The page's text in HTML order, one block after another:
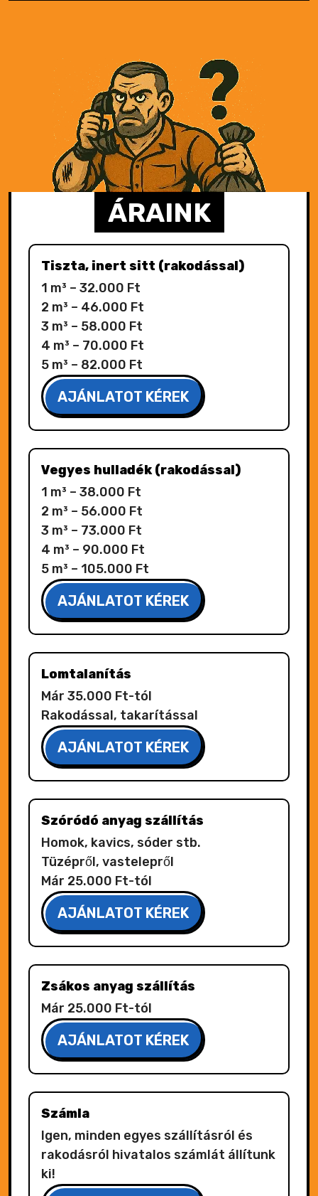
ÁRAINK
Tiszta, inert sitt (rakodással)
1 m³ – 32.000 Ft
2 m³ – 46.000 Ft
3 m³ – 58.000 Ft
4 m³ – 70.000 Ft
5 m³ – 82.000 Ft
AJÁNLATOT KÉREK
Vegyes hulladék (rakodással)
1 m³ – 38.000 Ft
2 m³ – 56.000 Ft
3 m³ – 73.000 Ft
4 m³ – 90.000 Ft
5 m³ – 105.000 Ft
AJÁNLATOT KÉREK
Lomtalanítás
Már 35.000 Ft-tól
Rakodással, takarítással
AJÁNLATOT KÉREK
Szóródó anyag szállítás
Homok, kavics, sóder stb.
Tüzépről, vastelepről
Már 25.000 Ft-tól
AJÁNLATOT KÉREK
Zsákos anyag szállítás
Már 25.000 Ft-tól
AJÁNLATOT KÉREK
Számla
Igen, minden egyes szállításról és
rakodásról hivatalos számlát állítunk
ki!